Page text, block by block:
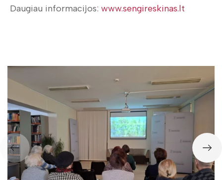
Daugiau informacijos: www.sengireskinas.lt